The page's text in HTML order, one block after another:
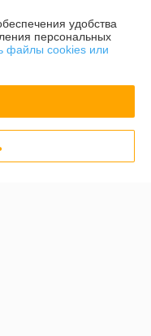
13.01.2025
не точит совсем,
ведь бренд неплохой
удобства
персональных
файлы cookies или